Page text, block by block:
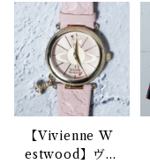
ースクエアショ
ルダーバッグ r
ed
【Vivienne W
estwood】ヴ